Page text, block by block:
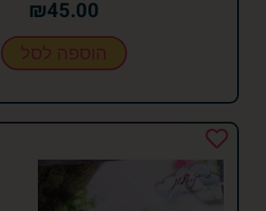
₪45.00
הוספה לסל